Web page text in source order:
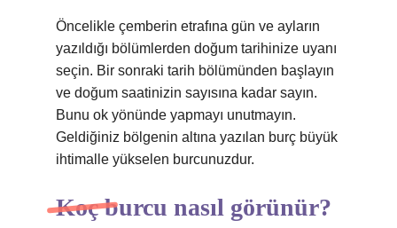
Öncelikle çemberin etrafına gün ve ayların
yazıldığı bölümlerden doğum tarihinize uyanı
seçin. Bir sonraki tarih bölümünden başlayın
ve doğum saatinizin sayısına kadar sayın.
Bunu ok yönünde yapmayı unutmayın.
Geldiğiniz bölgenin altına yazılan burç büyük
ihtimalle yükselen burcunuzdur.
Koç burcu nasıl görünür?